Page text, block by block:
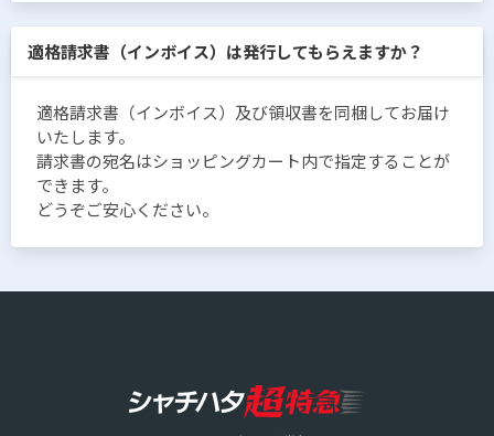
適格請求書（インボイス）は発行してもらえますか？
適格請求書（インボイス）及び領収書を同梱してお届け
いたします。
請求書の宛名はショッピングカート内で指定することが
できます。
どうぞご安心ください。